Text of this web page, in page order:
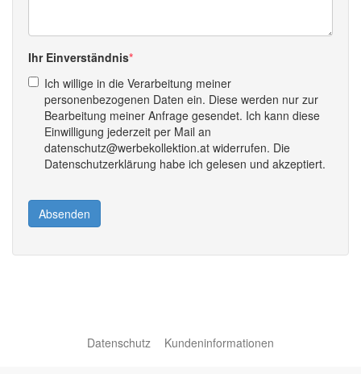
Ihr Einverständnis
Ich willige in die Verarbeitung meiner
personenbezogenen Daten ein. Diese werden nur zur
Bearbeitung meiner Anfrage gesendet. Ich kann diese
Einwilligung jederzeit per Mail an
datenschutz@werbekollektion.at widerrufen. Die
Datenschutzerklärung habe ich gelesen und akzeptiert.
Absenden
Datenschutz Kundeninformationen